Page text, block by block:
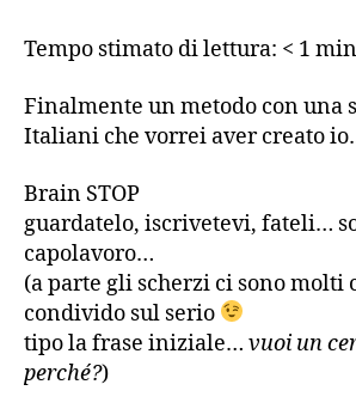
Tempo stimato di lettura: < 1 min
Finalmente un metodo con una
Italiani che vorrei aver creato
Brain STOP
guardatelo, iscrivetevi, fateli…
capolavoro…
(a parte gli scherzi ci sono molti
condivido sul serio
tipo la frase iniziale… vuoi un
perché?)